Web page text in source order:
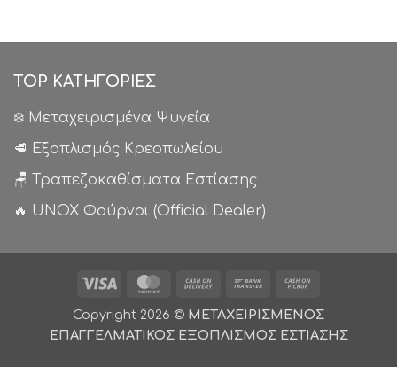
TOP ΚΑΤΗΓΟΡΙΕΣ
❄️ Μεταχειρισμένα Ψυγεία
🥩 Εξοπλισμός Κρεοπωλείου
🪑 Τραπεζοκαθίσματα Εστίασης
🔥 UNOX Φούρνοι (Official Dealer)
Visa MasterCard
Cash
Delivery
Bank
Pickup
Copyright 2026 © ΜΕΤΑΧΕΙΡΙΣΜΕΝΟΣ
ΕΠΑΓΓΕΛΜΑΤΙΚΟΣ ΕΞΟΠΛΙΣΜΟΣ ΕΣΤΙΑΣΗΣ